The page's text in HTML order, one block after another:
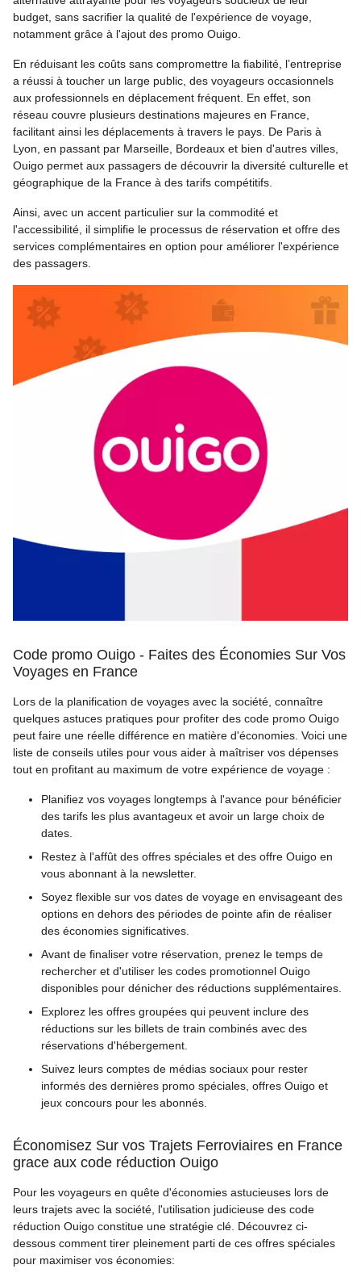
budget, sans sacrifier la qualité de l'expérience de voyage,
notamment grâce à l'ajout des promo Ouigo.
En réduisant les coûts sans compromettre la fiabilité, l’entreprise
a réussi à toucher un large public, des voyageurs occasionnels
aux professionnels en déplacement fréquent. En effet, son
réseau couvre plusieurs destinations majeures en France,
facilitant ainsi les déplacements à travers le pays. De Paris à
Lyon, en passant par Marseille, Bordeaux et bien d'autres villes,
Ouigo permet aux passagers de découvrir la diversité culturelle et
géographique de la France à des tarifs compétitifs.
Ainsi, avec un accent particulier sur la commodité et
l'accessibilité, il simplifie le processus de réservation et offre des
services complémentaires en option pour améliorer l'expérience
des passagers.
Code promo Ouigo - Faites des Économies Sur Vos
Voyages en France
Lors de la planification de voyages avec la société, connaître
quelques astuces pratiques pour profiter des code promo Ouigo
peut faire une réelle différence en matière d'économies. Voici une
liste de conseils utiles pour vous aider à maîtriser vos dépenses
tout en profitant au maximum de votre expérience de voyage :
Planifiez vos voyages longtemps à l'avance pour bénéficier
des tarifs les plus avantageux et avoir un large choix de
dates.
Restez à l'affût des offres spéciales et des offre Ouigo en
vous abonnant à la newsletter.
Soyez flexible sur vos dates de voyage en envisageant des
options en dehors des périodes de pointe afin de réaliser
des économies significatives.
Avant de finaliser votre réservation, prenez le temps de
rechercher et d'utiliser les codes promotionnel Ouigo
disponibles pour dénicher des réductions supplémentaires.
Explorez les offres groupées qui peuvent inclure des
réductions sur les billets de train combinés avec des
réservations d'hébergement.
Suivez leurs comptes de médias sociaux pour rester
informés des dernières promo spéciales, offres Ouigo et
jeux concours pour les abonnés.
Économisez Sur vos Trajets Ferroviaires en France
grace aux code réduction Ouigo
Pour les voyageurs en quête d'économies astucieuses lors de
leurs trajets avec la société, l'utilisation judicieuse des code
réduction Ouigo constitue une stratégie clé. Découvrez ci-
dessous comment tirer pleinement parti de ces offres spéciales
pour maximiser vos économies: